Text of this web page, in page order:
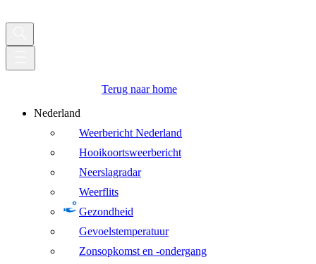
Terug naar home
Nederland
Weerbericht Nederland
Hooikoortsweerbericht
Neerslagradar
Weerflits
Gezondheid
Gevoelstemperatuur
Zonsopkomst en -ondergang